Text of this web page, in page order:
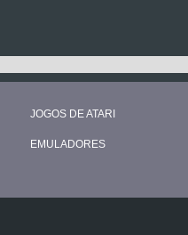
JOGOS DE ATARI
EMULADORES